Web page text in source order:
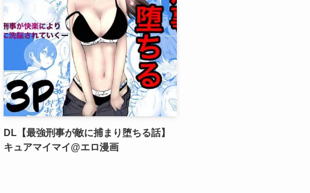
DL【最強刑事が敵に捕まり堕ちる話】
キュアマイマイ@エロ漫画